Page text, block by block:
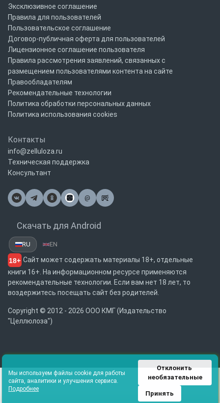
Эксклюзивное соглашение
Правила для пользователей
Пользовательское соглашение
Договор-публичная оферта для пользователей
Лицензионное соглашение пользователя
Правила рассмотрения заявлений, связанных с
размещением пользователями контента на сайте
Правообладателям
Рекомендательные технологии
Политика обработки персональных данных
Политика использования cookies
Контакты
info@zelluloza.ru
Техническая поддержка
Консультант
@
Почта
Скачать для Android
RU EN
18+ Сайт может содержать материалы 18+, отдельные
книги 16+. На информационном ресурсе применяются
рекомендательные технологии. Если вам нет 18 лет, то
воздержитесь посещать сайт без родителей.
Copyright © 2012 - 2026 ООО КМГ (Издательство
"Целлюлоза")
Мы используем файлы cookie для работы
сайта, аналитики и улучшения сервиса.
Подробнее
Отклонить
необязательные
Принять